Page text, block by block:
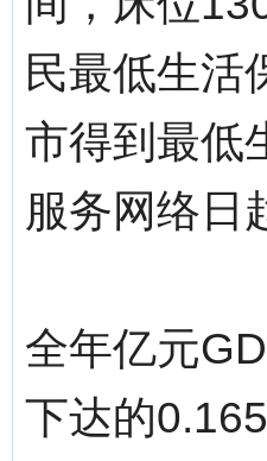
民最低生活
市得到最低
服务网络日
全年亿元
下达的